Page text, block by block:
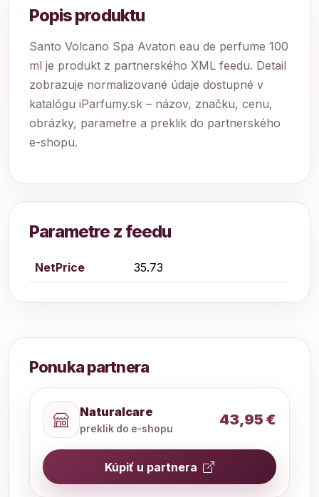
Popis produktu
Santo Volcano Spa Avaton eau de perfume 100
ml je produkt z partnerského XML feedu. Detail
zobrazuje normalizované údaje dostupné v
katalógu iParfumy.sk – názov, značku, cenu,
obrázky, parametre a preklik do partnerského
e-shopu.
Parametre z feedu
NetPrice 35.73
Ponuka partnera
Naturalcare
preklik do e-shopu
43,95 €
Kúpiť u partnera